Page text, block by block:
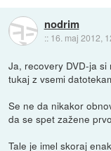
nodrim
:: 16. maj 2012,
Ja, recovery DVD-ja
tukaj z vsemi
Se ne da nikakor
da se spet zažene
Tale je imel skoraj